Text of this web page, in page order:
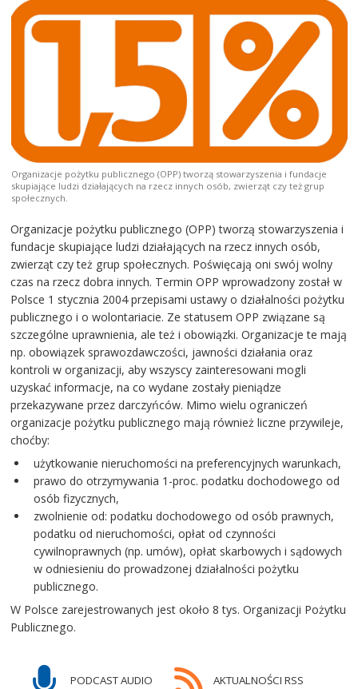
Organizacje pożytku publicznego (OPP) tworzą stowarzyszenia i fundacje
skupiające ludzi działających na rzecz innych osób, zwierząt czy też grup
społecznych.
Organizacje pożytku publicznego (OPP) tworzą stowarzyszenia i
fundacje skupiające ludzi działających na rzecz innych osób,
zwierząt czy też grup społecznych. Poświęcają oni swój wolny
czas na rzecz dobra innych. Termin OPP wprowadzony został w
Polsce 1 stycznia 2004 przepisami ustawy o działalności pożytku
publicznego i o wolontariacie. Ze statusem OPP związane są
szczególne uprawnienia, ale też i obowiązki. Organizacje te mają
np. obowiązek sprawozdawczości, jawności działania oraz
kontroli w organizacji, aby wszyscy zainteresowani mogli
uzyskać informacje, na co wydane zostały pieniądze
przekazywane przez darczyńców. Mimo wielu ograniczeń
organizacje pożytku publicznego mają również liczne przywileje,
choćby:
użytkowanie nieruchomości na preferencyjnych warunkach,
prawo do otrzymywania 1-proc. podatku dochodowego od
osób fizycznych,
zwolnienie od: podatku dochodowego od osób prawnych,
podatku od nieruchomości, opłat od czynności
cywilnoprawnych (np. umów), opłat skarbowych i sądowych
w odniesieniu do prowadzonej działalności pożytku
publicznego.
W Polsce zarejestrowanych jest około 8 tys. Organizacji Pożytku
Publicznego.
PODCAST AUDIO AKTUALNOŚCI RSS